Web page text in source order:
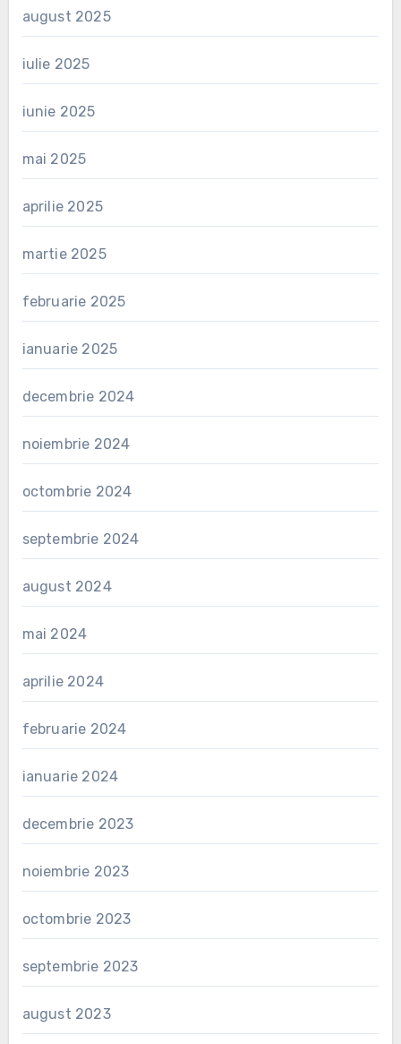
august 2025
iulie 2025
iunie 2025
mai 2025
aprilie 2025
martie 2025
februarie 2025
ianuarie 2025
decembrie 2024
noiembrie 2024
octombrie 2024
septembrie 2024
august 2024
mai 2024
aprilie 2024
februarie 2024
ianuarie 2024
decembrie 2023
noiembrie 2023
octombrie 2023
septembrie 2023
august 2023